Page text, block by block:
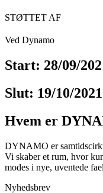
STØTTET AF
Ved Dynamo
Start: 28/09/
Slut: 19/10/2021
Hvem er
DYNAMO er
Vi skaber et rum, hvor
modes i nye, uventede
Nyhedsbrev